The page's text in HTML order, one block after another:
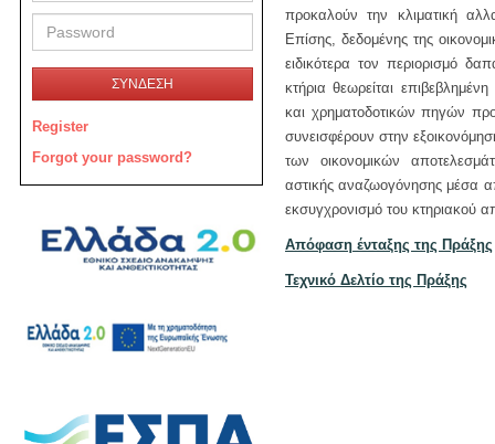
ΣΥΝΔΕΣΗ
Register
Forgot your password?
προκαλούν την κλιματική
Επίσης, δεδομένης της
ειδικότερα τον περιορισμό
κτήρια θεωρείται
και χρηματοδοτικών πηγών
συνεισφέρουν στην
των οικονομικών
αστικής αναζωογόνησης μέσα
εκσυγχρονισμό του κτηριακού
Απόφαση ένταξης της Πράξης
Τεχνικό Δελτίο της Πράξης